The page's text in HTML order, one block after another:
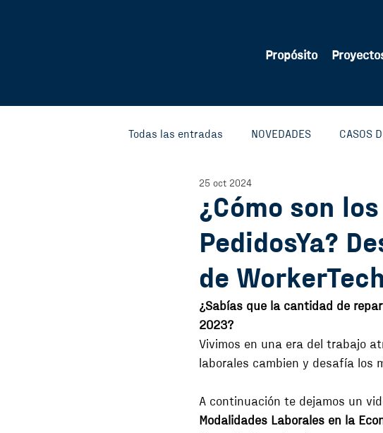
Propósito
Todas las entradas NOVEDADES CASOS
FONDO CIRCULAR
INVESTIGACIONES Y CONOCIMIENTO
CIVIC HOUSE
¿Cómo son
PedidosYa?
de
25 oct 2024
¿Sabías que la cantidad de
2023?
Vivimos en una era del trabajo
laborales cambien y desafía los
A continuación te dejamos un
Modalidades Laborales en la